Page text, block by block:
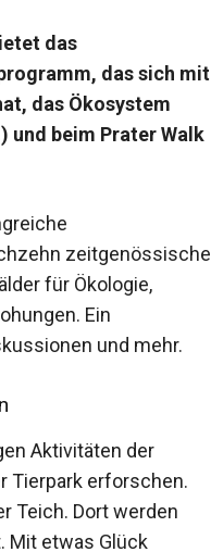
das
das sich mit
das Ökosystem
und beim Prater Walk
zeitgenössische
für Ökologie,
Ein
und mehr.
Aktivitäten der
Tierpark erforschen.
Teich. Dort werden
Mit etwas Glück